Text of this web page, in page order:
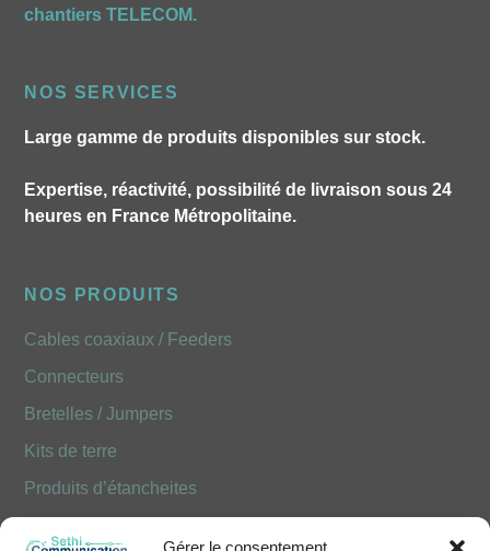
chantiers TELECOM.
NOS SERVICES
Large gamme de produits disponibles sur stock.
Expertise, réactivité, possibilité de livraison sous 24
heures en France Métropolitaine.
NOS PRODUITS
Cables coaxiaux / Feeders
Connecteurs
Bretelles / Jumpers
Kits de terre
Produits d’étancheites